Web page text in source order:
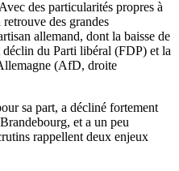
des particularités propres à
des grandes
allemand, dont la baisse de
du Parti libéral (FDP) et la
(AfD, droite
sa part, a décliné fortement
et a un peu
rappellent deux enjeux